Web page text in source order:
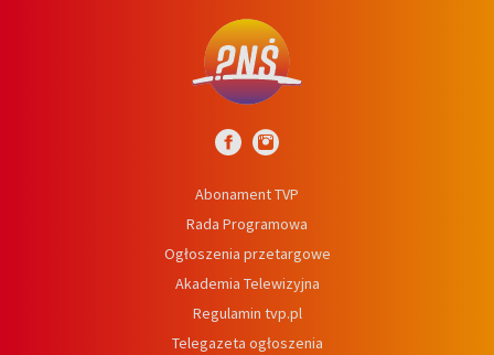
Abonament TVP
Rada Programowa
Ogłoszenia przetargowe
Akademia Telewizyjna
Regulamin tvp.pl
Telegazeta ogłoszenia